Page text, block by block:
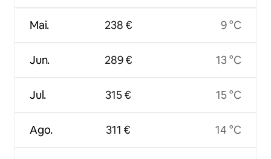
Mai.
Jun.
Jul.
Ago.
238 €
289 €
315 €
311 €
9 °C
13 °C
15 °C
14 °C